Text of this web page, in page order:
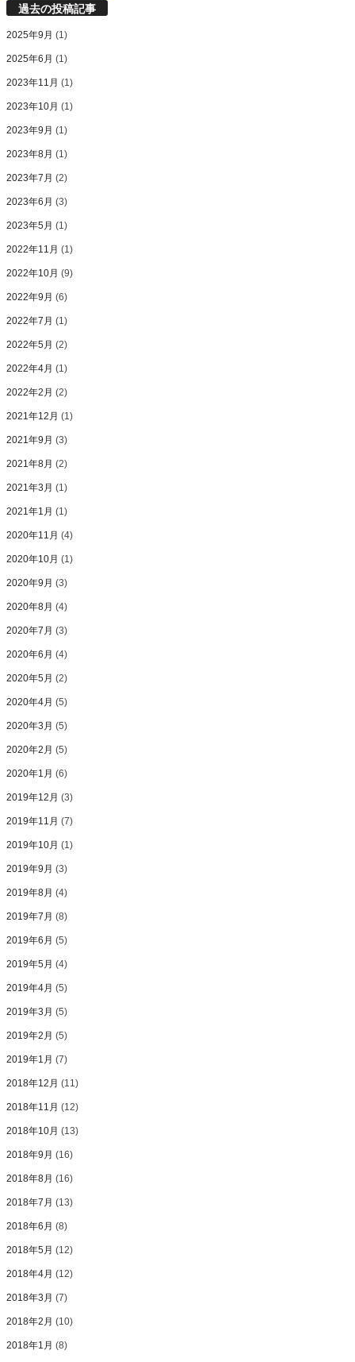
過去の投稿記事
2025年9月 (1)
2025年6月 (1)
2023年11月 (1)
2023年10月 (1)
2023年9月 (1)
2023年8月 (1)
2023年7月 (2)
2023年6月 (3)
2023年5月 (1)
2022年11月 (1)
2022年10月 (9)
2022年9月 (6)
2022年7月 (1)
2022年5月 (2)
2022年4月 (1)
2022年2月 (2)
2021年12月 (1)
2021年9月 (3)
2021年8月 (2)
2021年3月 (1)
2021年1月 (1)
2020年11月 (4)
2020年10月 (1)
2020年9月 (3)
2020年8月 (4)
2020年7月 (3)
2020年6月 (4)
2020年5月 (2)
2020年4月 (5)
2020年3月 (5)
2020年2月 (5)
2020年1月 (6)
2019年12月 (3)
2019年11月 (7)
2019年10月 (1)
2019年9月 (3)
2019年8月 (4)
2019年7月 (8)
2019年6月 (5)
2019年5月 (4)
2019年4月 (5)
2019年3月 (5)
2019年2月 (5)
2019年1月 (7)
2018年12月 (11)
2018年11月 (12)
2018年10月 (13)
2018年9月 (16)
2018年8月 (16)
2018年7月 (13)
2018年6月 (8)
2018年5月 (12)
2018年4月 (12)
2018年3月 (7)
2018年2月 (10)
2018年1月 (8)